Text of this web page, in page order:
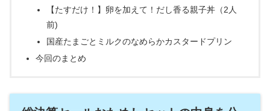
【たすだけ！】卵を加えて！だし香る親子丼（2人
前)
国産たまごとミルクのなめらかカスタードプリン
今回のまとめ